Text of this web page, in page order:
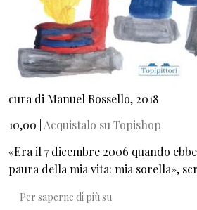
cura di Manuel Rossello, 2018
10,00 | Acquistalo su Topishop
«Era il 7 dicembre 2006 quando
paura della mia vita: mia sorella»,
Per saperne di più su